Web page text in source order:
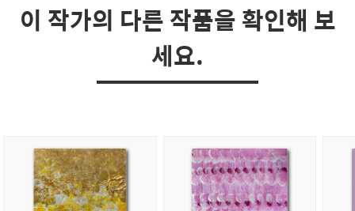
이 작가의 다른 작품을 확인해 보
세요.